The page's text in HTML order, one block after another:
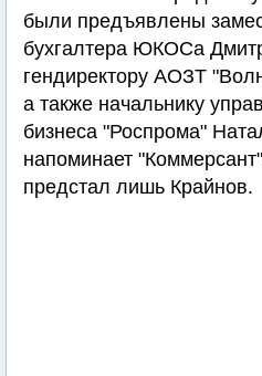
были предъявлены
бухгалтера ЮКОСа
гендиректору АОЗТ
а также начальнику
бизнеса "Роспрома"
напоминает
предстал лишь Крайнов.